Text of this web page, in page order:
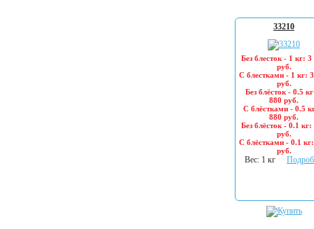
33210
Без блесток - 1 кг: 3
руб.
С блестками - 1 кг:
руб.
Без блёсток - 0.5
880 руб.
С блёстками - 0.5
880 руб.
Без блёсток - 0.1 кг:
руб.
С блёстками - 0.1
руб.
Вес: 1 кг